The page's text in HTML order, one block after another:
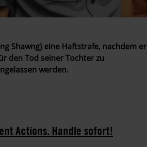
Shawng) eine Haftstrafe, nachdem er
den Tod seiner Tochter zu
werden.
Actions. Handle sofort!